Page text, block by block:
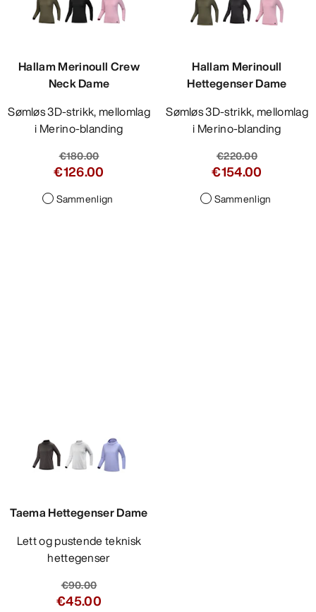
Hallam Merinoull Crew
Neck Dame
Sømløs 3D-strikk, mellomlag
i Merino-blanding
€180.00
€126.00
Sammenlign
Hallam Merinoull
Hettegenser Dame
Sømløs 3D-strikk, mellomlag
i Merino-blanding
€220.00
€154.00
Sammenlign
Taema Hettegenser Dame
Lett og pustende teknisk
hettegenser
€90.00
€45.00